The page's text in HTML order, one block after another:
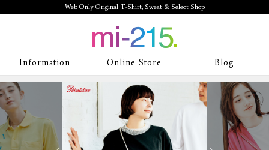
Web Only Original T-Shirt, Sweat & Select Shop
mi-215. Web Only Original T-Shirt,
Sweat & Select Shop mi-215. Tシャ
ツを中心としたカジュアルスタイルブ
ランド専門通販
Information Online Store Blog